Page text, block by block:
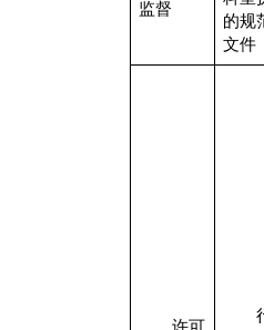
监督
的规
文件